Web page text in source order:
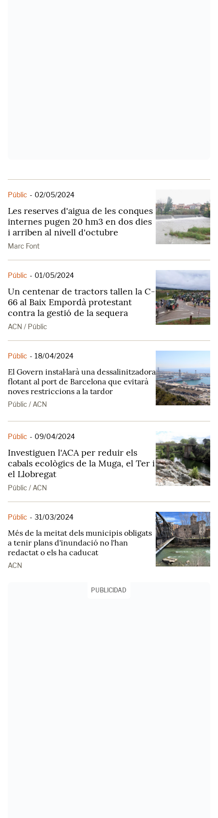
Públic - 02/05/2024
Les reserves d'aigua de les conques
internes pugen 20 hm3 en dos dies
i arriben al nivell d'octubre
Marc Font
Públic - 01/05/2024
Un centenar de tractors tallen la C-
66 al Baix Empordà protestant
contra la gestió de la sequera
ACN / Públic
Públic - 18/04/2024
El Govern instal·larà una dessalinitzadora
flotant al port de Barcelona que evitarà
noves restriccions a la tardor
Públic / ACN
Públic - 09/04/2024
Investiguen l'ACA per reduir els
cabals ecològics de la Muga, el Ter i
el Llobregat
Públic / ACN
Públic - 31/03/2024
Més de la meitat dels municipis obligats
a tenir plans d'inundació no l'han
redactat o els ha caducat
ACN
PUBLICIDAD